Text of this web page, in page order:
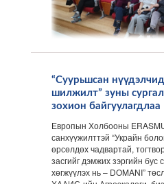
“Суурьшсан
шилжилт” зуны
зохион байгуулагдлаа
Европын Холбооны
санхүүжилттэй “Украйн
өрсөлдөх чадвартай,
засгийг дэмжих зэргийн бус
хөгжүүлэх нь – DOMANI”